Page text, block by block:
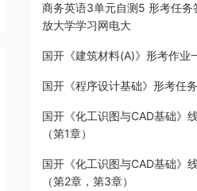
商务英语3单元自测5 形考任务
放大学学习网电大
国开《建筑材料(A)》形考作业
国开《程序设计基础》形考任
国开《化工识图与CAD基础》
（第1章）
国开《化工识图与CAD基础》
（第2章，第3章）